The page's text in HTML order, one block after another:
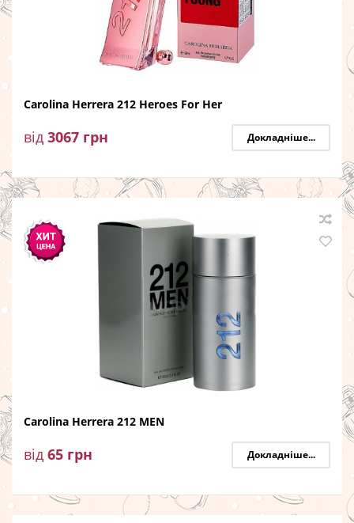
Carolina Herrera 212 Heroes For Her
від 3067 грн Докладніше...
Carolina Herrera 212 MEN
від 65 грн Докладніше...